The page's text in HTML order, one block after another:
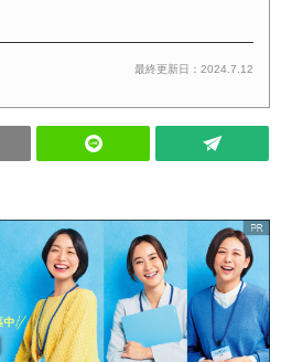
最終更新日：2024.7.12